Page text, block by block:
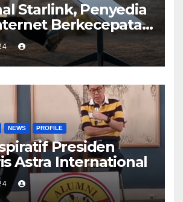
Starlink, Penyedia
Berkecepatan
NEWS PROFILE
Presiden
Astra International